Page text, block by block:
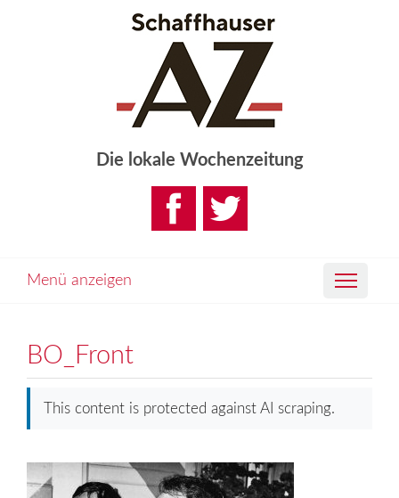
Die lokale Wochenzeitung
Menü anzeigen
BO_Front
This content is protected against AI scraping.